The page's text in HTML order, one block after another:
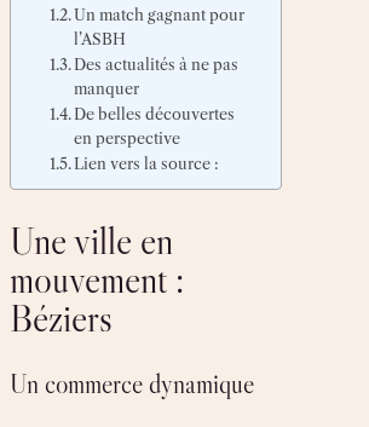
Un match gagnant pour
l’ASBH
Des actualités à ne pas
manquer
De belles découvertes
en perspective
Lien vers la source :
Une ville en
mouvement :
Béziers
Un commerce dynamique